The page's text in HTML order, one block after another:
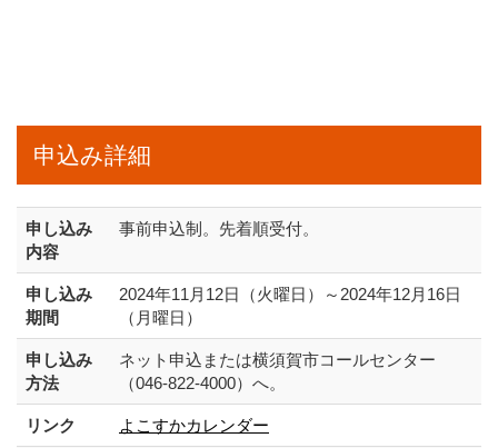
申込み詳細
申し込み
内容
事前申込制。先着順受付。
申し込み
期間
2024年11月12日（火曜日）～2024年12月16日
（月曜日）
申し込み
方法
ネット申込または横須賀市コールセンター
（046-822-4000）へ。
リンク よこすかカレンダー